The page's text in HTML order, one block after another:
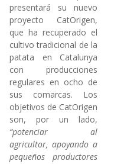
presentará su nuevo
proyecto CatOrigen,
que ha recuperado el
cultivo tradicional de la
patata en Catalunya
con producciones
regulares en ocho de
sus comarcas. Los
objetivos de CatOrigen
son, por un lado,
“potenciar al
agricultor, apoyando a
pequeños productores